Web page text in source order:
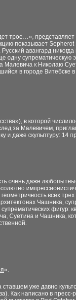
трое…»,
показывает
авангард
одну супрематическую
Малевича к Николаю
в городе Витебске
в которой
за Малевичем,
и даже скульптуру:
очень даже
всех
Чашника,
фигур:
Суетина и Чашника,
».
уже давно
Как написано в